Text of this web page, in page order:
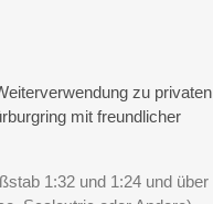
zu privaten
mit freundlicher
1:32 und 1:24 und über